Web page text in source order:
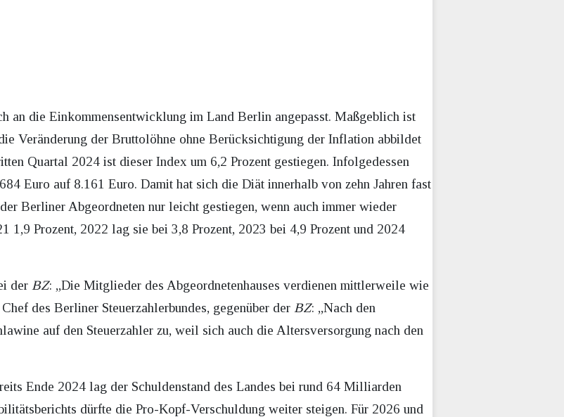
an die Einkommensentwicklung im Land Berlin angepasst. Maßgeblich ist
Veränderung der Bruttolöhne ohne Berücksichtigung der Inflation abbildet
Quartal 2024 ist dieser Index um 6,2 Prozent gestiegen. Infolgedessen
Euro auf 8.161 Euro. Damit hat sich die Diät innerhalb von zehn Jahren fast
Berliner Abgeordneten nur leicht gestiegen, wenn auch immer wieder
1,9 Prozent, 2022 lag sie bei 3,8 Prozent, 2023 bei 4,9 Prozent und 2024
der BZ: „Die Mitglieder des Abgeordnetenhauses verdienen mittlerweile wie
des Berliner Steuerzahlerbundes, gegenüber der BZ: „Nach den
auf den Steuerzahler zu, weil sich auch die Altersversorgung nach den
Ende 2024 lag der Schuldenstand des Landes bei rund 64 Milliarden
dürfte die Pro-Kopf-Verschuldung weiter steigen. Für 2026 und